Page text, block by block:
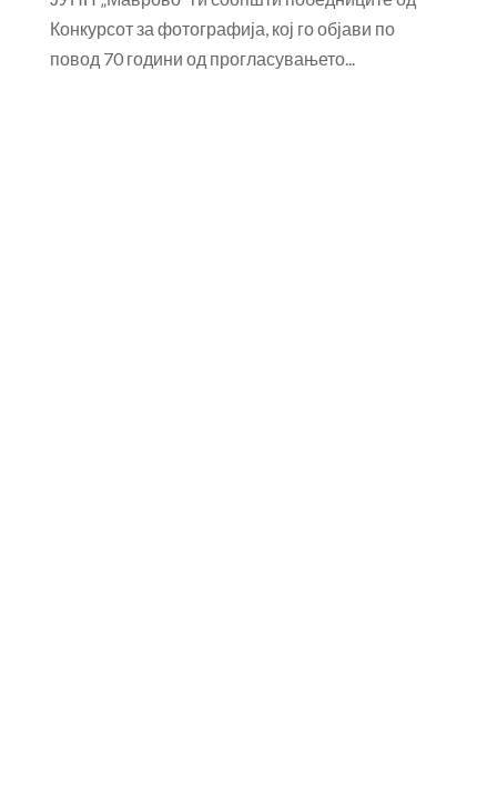
Конкурсот за фотографија, кој го објави по
повод 70 години од прогласувањето...